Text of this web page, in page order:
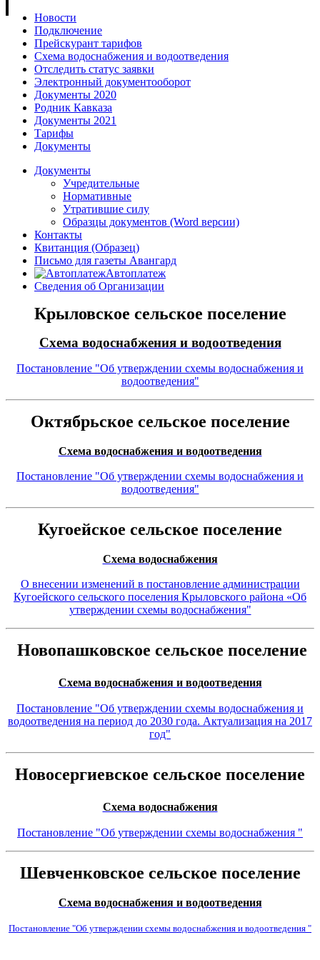
Новости
Подключение
Прейскурант тарифов
Схема водоснабжения и водоотведения
Отследить статус заявки
Электронный документооборот
Документы 2020
Родник Кавказа
Документы 2021
Тарифы
Документы
Документы
Учредительные
Нормативные
Утратившие силу
Образцы документов (Word версии)
Контакты
Квитанция (Образец)
Письмо для газеты Авангард
Автоплатеж
Сведения об Организации
Крыловское сельское поселение
Схема водоснабжения и водоотведения
Постановление "Об утверждении схемы водоснабжения и
водоотведения"
Октябрьское сельское поселение
Схема водоснабжения и водоотведения
Постановление "Об утверждении схемы водоснабжения и
водоотведения"
Кугоейское сельское поселение
Схема водоснабжения
О внесении изменений в постановление администрации
Кугоейского сельского поселения Крыловского района «Об
утверждении схемы водоснабжения"
Новопашковское сельское поселение
Схема водоснабжения и водоотведения
Постановление "Об утверждении схемы водоснабжения и
водоотведения на период до 2030 года. Актуализация на 2017
год"
Новосергиевское сельское поселение
Схема водоснабжения
Постановление "Об утверждении схемы водоснабжения "
Шевченковское сельское поселение
Схема водоснабжения и водоотведения
Постановление "Об утверждении схемы водоснабжения и водоотведения "